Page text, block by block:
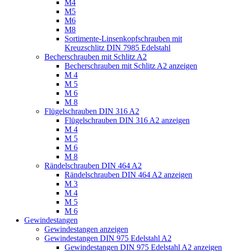
M4
M5
M6
M8
Sortimente-Linsenkopfschrauben mit
Kreuzschlitz DIN 7985 Edelstahl
Becherschrauben mit Schlitz A2
Becherschrauben mit Schlitz A2 anzeigen
M 4
M 5
M 6
M 8
Flügelschrauben DIN 316 A2
Flügelschrauben DIN 316 A2 anzeigen
M 4
M 5
M 6
M 8
Rändelschrauben DIN 464 A2
Rändelschrauben DIN 464 A2 anzeigen
M 3
M 4
M 5
M 6
Gewindestangen
Gewindestangen anzeigen
Gewindestangen DIN 975 Edelstahl A2
Gewindestangen DIN 975 Edelstahl A2 anzeigen